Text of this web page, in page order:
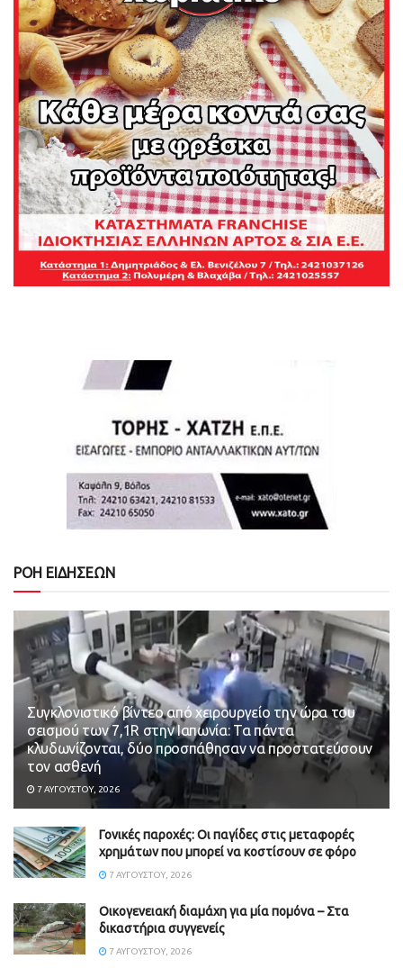
ΡΟΗ ΕΙΔΗΣΕΩΝ
Συγκλονιστικό βίντεο από χειρουργείο την ώρα του
σεισμού των 7,1R στην Ιαπωνία: Τα πάντα
κλυδωνίζονται, δύο προσπάθησαν να προστατεύσουν
τον ασθενή
7 ΑΥΓΟΎΣΤΟΥ, 2026
Γονικές παροχές: Οι παγίδες στις μεταφορές
χρημάτων που μπορεί να κοστίσουν σε φόρο
7 ΑΥΓΟΎΣΤΟΥ, 2026
Οικογενειακή διαμάχη για μία πομόνα – Στα
δικαστήρια συγγενείς
7 ΑΥΓΟΎΣΤΟΥ, 2026